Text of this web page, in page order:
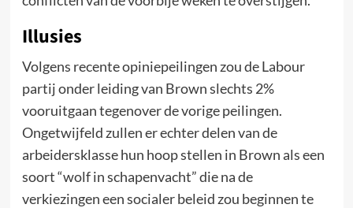
Illusies
Volgens recente opiniepeilingen zou de Labour
partij onder leiding van Brown slechts 2%
vooruitgaan tegenover de vorige peilingen.
Ongetwijfeld zullen er echter delen van de
arbeidersklasse hun hoop stellen in Brown als een
soort “wolf in schapenvacht” die na de
verkiezingen een socialer beleid zou beginnen te